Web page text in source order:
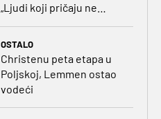
„Ljudi koji pričaju ne
dušebrižnika“
OSTALO
Christenu peta etapa u
Poljskoj, Lemmen ostao
vodeći